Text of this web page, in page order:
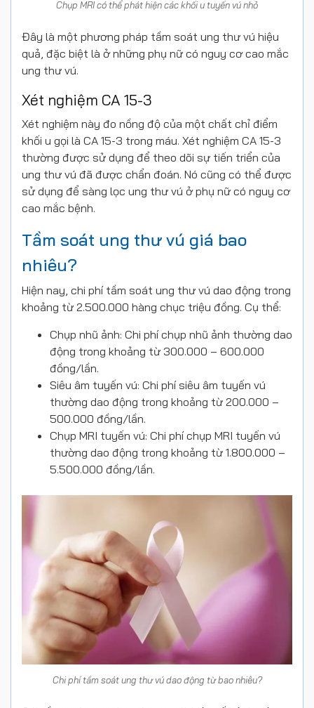
Chụp MRI có thể phát hiện các khối u tuyến vú nhỏ
Đây là một phương pháp tầm soát ung thư vú hiệu
quả, đặc biệt là ở những phụ nữ có nguy cơ cao mắc
ung thư vú.
Xét nghiệm CA 15-3
Xét nghiệm này đo nồng độ của một chất chỉ điểm
khối u gọi là CA 15-3 trong máu. Xét nghiệm CA 15-3
thường được sử dụng để theo dõi sự tiến triển của
ung thư vú đã được chẩn đoán. Nó cũng có thể được
sử dụng để sàng lọc ung thư vú ở phụ nữ có nguy cơ
cao mắc bệnh.
Tầm soát ung thư vú giá bao
nhiêu?
Hiện nay, chi phí tầm soát ung thư vú dao động trong
khoảng từ 2.500.000 hàng chục triệu đồng. Cụ thể:
Chụp nhũ ảnh: Chi phí chụp nhũ ảnh thường dao
động trong khoảng từ 300.000 – 600.000
đồng/lần.
Siêu âm tuyến vú: Chi phí siêu âm tuyến vú
thường dao động trong khoảng từ 200.000 –
500.000 đồng/lần.
Chụp MRI tuyến vú: Chi phí chụp MRI tuyến vú
thường dao động trong khoảng từ 1.800.000 –
5.500.000 đồng/lần.
Chi phí tầm soát ung thư vú dao động từ bao nhiêu?